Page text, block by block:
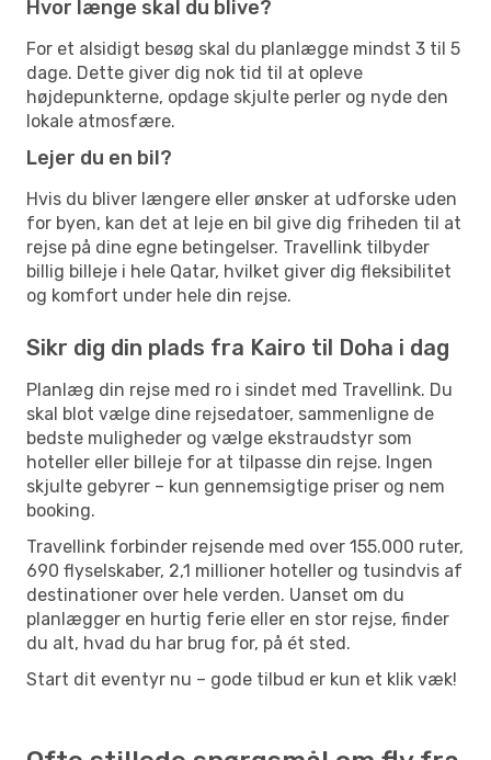
Hvor længe skal du blive?
For et alsidigt besøg skal du planlægge mindst 3 til 5
dage. Dette giver dig nok tid til at opleve
højdepunkterne, opdage skjulte perler og nyde den
lokale atmosfære.
Lejer du en bil?
Hvis du bliver længere eller ønsker at udforske uden
for byen, kan det at leje en bil give dig friheden til at
rejse på dine egne betingelser. Travellink tilbyder
billig billeje i hele Qatar, hvilket giver dig fleksibilitet
og komfort under hele din rejse.
Sikr dig din plads fra Kairo til Doha i dag
Planlæg din rejse med ro i sindet med Travellink. Du
skal blot vælge dine rejsedatoer, sammenligne de
bedste muligheder og vælge ekstraudstyr som
hoteller eller billeje for at tilpasse din rejse. Ingen
skjulte gebyrer – kun gennemsigtige priser og nem
booking.
Travellink forbinder rejsende med over 155.000 ruter,
690 flyselskaber, 2,1 millioner hoteller og tusindvis af
destinationer over hele verden. Uanset om du
planlægger en hurtig ferie eller en stor rejse, finder
du alt, hvad du har brug for, på ét sted.
Start dit eventyr nu – gode tilbud er kun et klik væk!